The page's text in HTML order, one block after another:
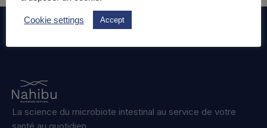
La science du microbiote intestinal au service de votre
Cookie settings Accept